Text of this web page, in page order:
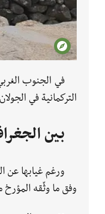
التركمانية في
بين
ورغم غيابها عن
وفق ما وثّقه